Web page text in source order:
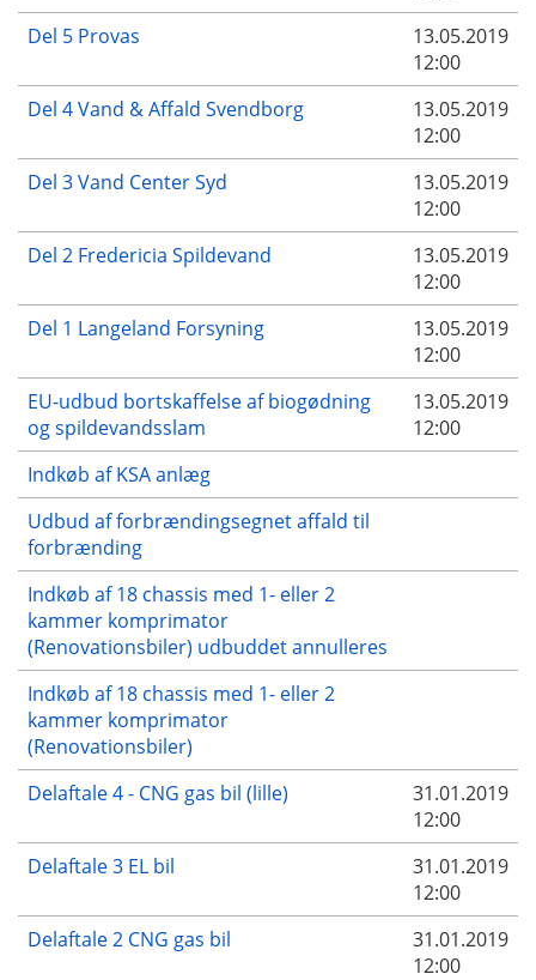
Del 5 Provas
13.05.2019
12:00
Del 4 Vand & Affald Svendborg
13.05.2019
12:00
Del 3 Vand Center Syd
13.05.2019
12:00
Del 2 Fredericia Spildevand
13.05.2019
12:00
Del 1 Langeland Forsyning
13.05.2019
12:00
EU-udbud bortskaffelse af biogødning
og spildevandsslam
13.05.2019
12:00
Indkøb af KSA anlæg
Udbud af forbrændingsegnet affald til
forbrænding
Indkøb af 18 chassis med 1- eller 2
kammer komprimator
(Renovationsbiler) udbuddet annulleres
Indkøb af 18 chassis med 1- eller 2
kammer komprimator
(Renovationsbiler)
Delaftale 4 - CNG gas bil (lille)
31.01.2019
12:00
Delaftale 3 EL bil
31.01.2019
12:00
Delaftale 2 CNG gas bil
31.01.2019
12:00